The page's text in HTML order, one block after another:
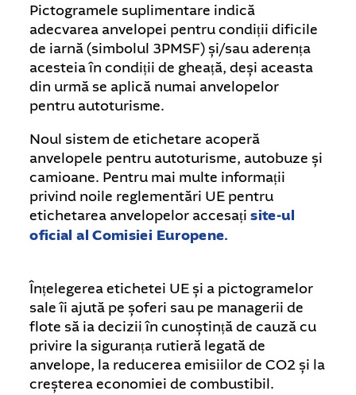
Pictogramele suplimentare indică
adecvarea anvelopei pentru condiții dificile
de iarnă (simbolul 3PMSF) și/sau aderența
acesteia în condiții de gheață, deși aceasta
din urmă se aplică numai anvelopelor
pentru autoturisme.
Noul sistem de etichetare acoperă
anvelopele pentru autoturisme, autobuze și
camioane. Pentru mai multe informații
privind noile reglementări UE pentru
etichetarea anvelopelor accesațisite-ul
oficial al Comisiei Europene.
Înțelegerea etichetei UE și a pictogramelor
sale îi ajută pe șoferi sau pe managerii de
flote să ia decizii în cunoștință de cauză cu
privire la siguranța rutieră legată de
anvelope, la reducerea emisiilor de CO2 și la
creșterea economiei de combustibil.